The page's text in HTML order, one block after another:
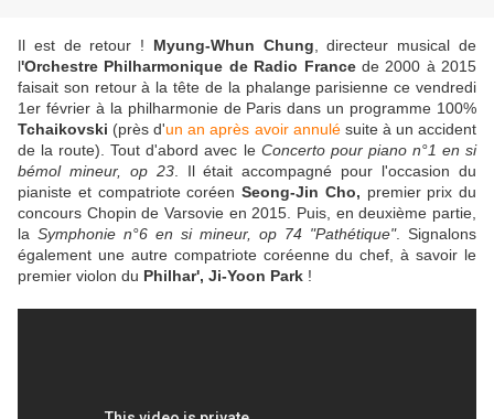
Il est de retour ! Myung-Whun Chung , directeur musical de
l'Orchestre Philharmonique de Radio France de 2000 à 2015
faisait son retour à la tête de la phalange parisienne ce vendredi
1er février à la philharmonie de Paris dans un programme 100%
Tchaikovski (près d'un an après avoir annulésuite à un accident
de la route). Tout d'abord avec le Concerto pour piano n°1 en si
bémol mineur, op 23. Il était accompagné pour l'occasion du
pianiste et compatriote coréen Seong-Jin Cho, premier prix du
concours Chopin de Varsovie en 2015. Puis, en deuxième partie,
la Symphonie n°6 en si mineur, op 74 "Pathétique". Signalons
également une autre compatriote coréenne du chef, à savoir le
premier violon du Philhar', Ji-Yoon Park !